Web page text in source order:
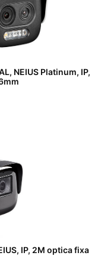
NEIUS Platinum, IP,
IP, 2M optica fixa